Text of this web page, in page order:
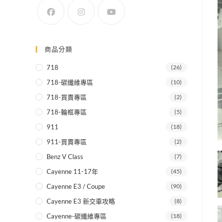
商品分類
718 (26)
718-碳纖維專區 (10)
718-買賣專區 (2)
718-輪框專區 (5)
911 (18)
911-買賣專區 (2)
Benz V Class (7)
Cayenne 11-17年 (45)
Cayenne E3 / Coupe (90)
Cayenne E3 新交車攻略 (8)
Cayenne-碳纖維專區 (18)